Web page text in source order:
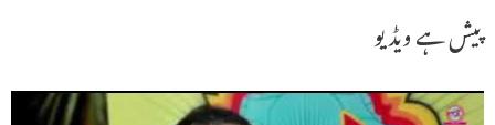
پیش ہے ویڈیو